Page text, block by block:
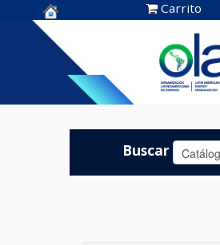
Centro de
Documentación
OLADE -
Carrito
Buscar